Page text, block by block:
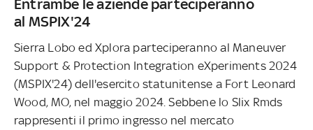
Entrambe le aziende parteciperanno
al MSPIX'24
Sierra Lobo ed Xplora parteciperanno al Maneuver
Support & Protection Integration eXperiments 2024
(MSPIX'24) dell'esercito statunitense a Fort Leonard
Wood, MO, nel maggio 2024. Sebbene lo Slix Rmds
rappresenti il primo ingresso nel mercato